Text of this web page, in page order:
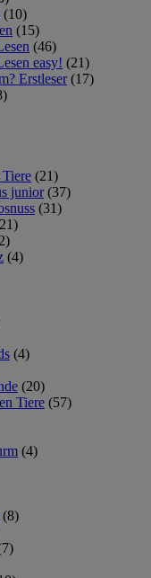
(10)
(15)
(46)
easy! (21)
Erstleser (17)
(21)
junior (37)
(31)
(4)
(4)
(20)
Tiere (57)
(4)
(8)